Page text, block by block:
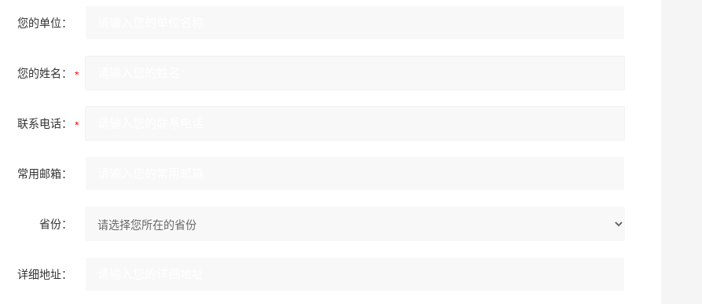
您的单位：
您的姓名：
联系电话：
常用邮箱：
省份：
详细地址：